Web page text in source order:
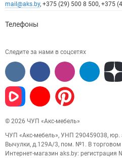
mail@aks.by, +375 (29) 500 8 500, +375
Телефоны
Следите за нами в соцсетях
© 2026 ЧУП «Акс-мебель»
ЧУП «Акс-мебель», УНП 290459038, юр.
Вычулки, д.129А/3, пом. №1. В торговом
Интернет-магазин aks.by: